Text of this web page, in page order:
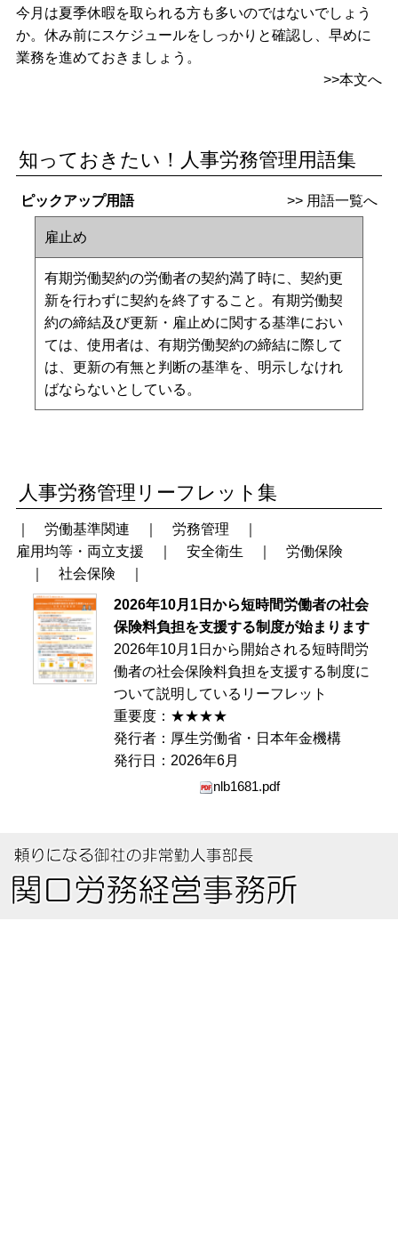
今月は夏季休暇を取られる方も多いのではないでしょう
か。休み前にスケジュールをしっかりと確認し、早めに
業務を進めておきましょう。
>>本文へ
知っておきたい！人事労務管理用語集
ピックアップ用語 >> 用語一覧へ
雇止め
有期労働契約の労働者の契約満了時に、契約更
新を行わずに契約を終了すること。有期労働契
約の締結及び更新・雇止めに関する基準におい
ては、使用者は、有期労働契約の締結に際して
は、更新の有無と判断の基準を、明示しなけれ
ばならないとしている。
人事労務管理リーフレット集
労働基準関連 労務管理
雇用均等・両立支援
安全衛生
労働保険
社会保険
2026年10月1日から短時間労働者の社会
保険料負担を支援する制度が始まります
2026年10月1日から開始される短時間労
働者の社会保険料負担を支援する制度に
ついて説明しているリーフレット
重要度：★★★★
発行者：厚生労働省・日本年金機構
発行日：2026年6月
nlb1681.pdf